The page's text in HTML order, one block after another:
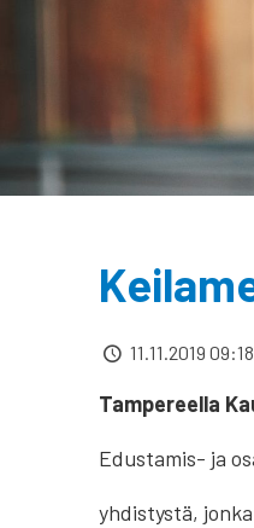
11.11.2019 09:18
Tampereella
Edustamis- ja
yhdistystä,